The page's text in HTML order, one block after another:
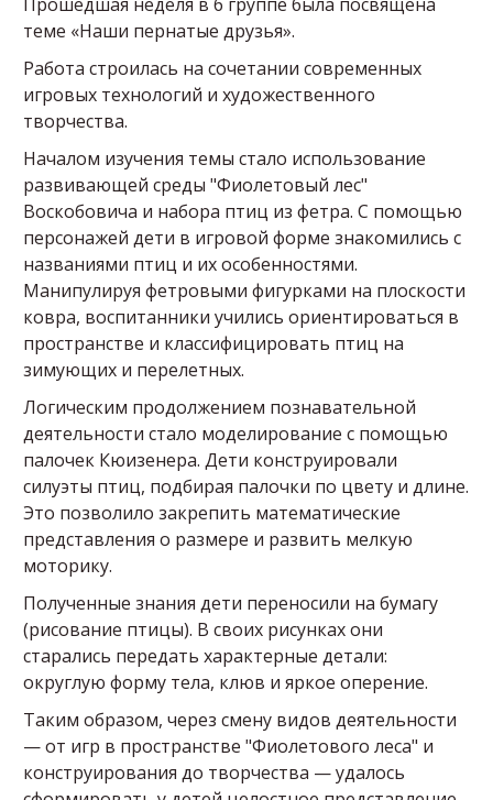
теме «Наши пернатые друзья».
Работа строилась на сочетании современных
игровых технологий и художественного
творчества.
Началом изучения темы стало использование
развивающей среды "Фиолетовый лес"
Воскобовича и набора птиц из фетра. С помощью
персонажей дети в игровой форме знакомились с
названиями птиц и их особенностями.
Манипулируя фетровыми фигурками на плоскости
ковра, воспитанники учились ориентироваться в
пространстве и классифицировать птиц на
зимующих и перелетных.
Логическим продолжением познавательной
деятельности стало моделирование с помощью
палочек Кюизенера. Дети конструировали
силуэты птиц, подбирая палочки по цвету и длине.
Это позволило закрепить математические
представления о размере и развить мелкую
моторику.
Полученные знания дети переносили на бумагу
(рисование птицы). В своих рисунках они
старались передать характерные детали:
округлую форму тела, клюв и яркое оперение.
Таким образом, через смену видов деятельности
— от игр в пространстве "Фиолетового леса" и
конструирования до творчества — удалось